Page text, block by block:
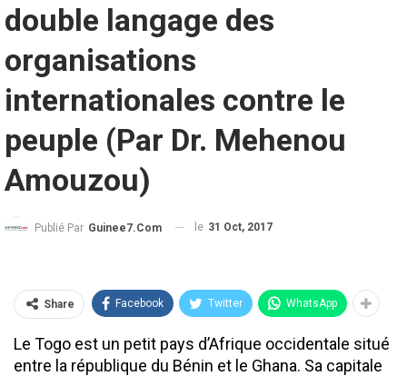
double langage des
organisations
internationales contre le
peuple (Par Dr. Mehenou
Amouzou)
Publié Par Guinee7.com le 31 Oct, 2017
Share Facebook Twitter WhatsApp
Le Togo est un petit pays d’Afrique occidentale situé
entre la république du Bénin et le Ghana. Sa capitale